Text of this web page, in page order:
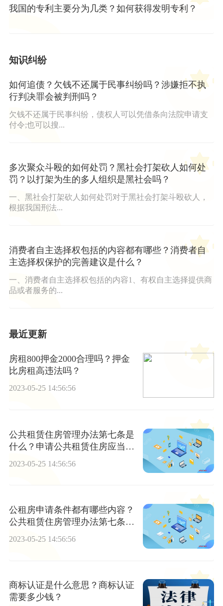
我国的专利主要分为几类？如何获得发明专利？
知识纠纷
如何追债？欠钱不还属于民事纠纷吗？涉嫌拒不执
行判决罪会被判刑吗？
欠钱不还属于民事纠纷，债权人可以凭借条向法院申请支
付令;也可以搜...
多次聚众斗殴的如何处罚？黑社会打架砍人如何处
罚？以打架为生的多人组织是黑社会吗？
一、黑社会打架砍人如何处罚对于黑社会打架斗殴砍人，
根据我国刑法...
消费者自主选择权包括的内容都有哪些？消费者自
主选择权保护的完善建议是什么？
一、消费者自主选择权包括的内容1、有权自主选择提供商
品或者服务的...
最近更新
房租800押金2000合理吗？押金
比房租高违法吗？
2023-05-25 14:56:56
公共租赁住房管理办法第七条是
什么？申请公共租赁住房应当符
2023-05-25 14:56:56
公租房申请条件都有哪些内容？
公共租赁住房管理办法第七条规
定内容是什么？
2023-05-25 14:56:56
商标认证是什么意思？商标认证
需要多少钱？